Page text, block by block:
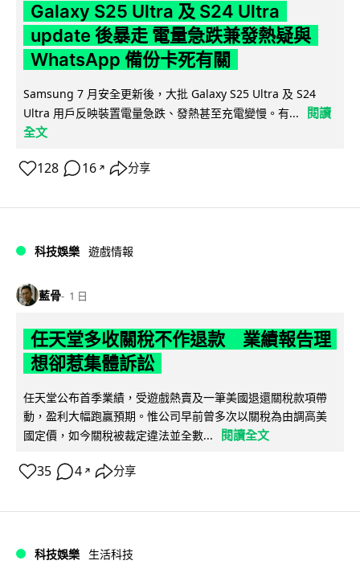
Galaxy S25 Ultra 及 S24 Ultra
update 後暴走 電量急跌兼發熱疑與
WhatsApp 備份卡死有關
Samsung 7 月安全更新後，大批 Galaxy S25 Ultra 及 S24
Ultra 用戶反映裝置電量急跌、發熱甚至充電變慢。有...
閱讀
全文
128 16 ↗ 分享
科技娛樂 遊戲情報
藍骨 1 日
任天堂多收關稅不作退款 業績報告理
想卻惹集體訴訟
任天堂公布首季業績，受遊戲熱賣及一筆美國退還關稅款項帶
動，盈利大幅跑贏預期。惟公司早前曾多次以關稅為由調高美
國定價，如今關稅被裁定違法並全數...
閱讀全文
35 4 ↗ 分享
科技娛樂 生活科技